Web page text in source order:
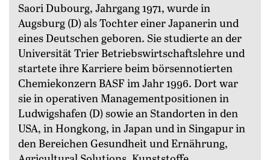
Saori Dubourg, Jahrgang 1971, wurde in
Augsburg (D) als Tochter einer Japanerin und
eines Deutschen geboren. Sie studierte an der
Universität Trier Betriebswirtschaftslehre und
startete ihre Karriere beim börsennotierten
Chemiekonzern BASF im Jahr 1996. Dort war
sie in operativen Managementpositionen in
Ludwigshafen (D) sowie an Standorten in den
USA, in Hongkong, in Japan und in Singapur in
den Bereichen Gesundheit und Ernährung,